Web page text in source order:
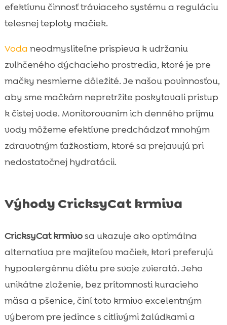
efektívnu činnosť tráviaceho systému a reguláciu
telesnej teploty mačiek.
Voda neodmysliteľne prispieva k udržaniu
zvlhčeného dýchacieho prostredia, ktoré je pre
mačky nesmierne dôležité. Je našou povinnosťou,
aby sme mačkám nepretržite poskytovali prístup
k čistej vode. Monitorovaním ich denného príjmu
vody môžeme efektívne predchádzať mnohým
zdravotným ťažkostiam, ktoré sa prejavujú pri
nedostatočnej hydratácii.
Výhody CricksyCat krmiva
CricksyCat krmivosa ukazuje ako optimálna
alternatíva pre majiteľov mačiek, ktorí preferujú
hypoalergénnu diétu pre svoje zvieratá. Jeho
unikátne zloženie, bez prítomnosti kuracieho
mäsa a pšenice, činí toto krmivo excelentným
výberom pre jedince s citlivými žalúdkami a